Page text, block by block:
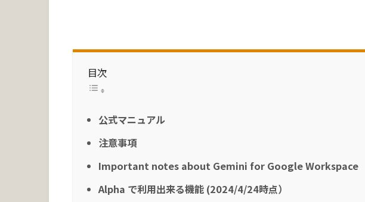
目次
公式マニュアル
注意事項
Important notes about Gemini for Google Workspace
Alpha で利用出来る機能 (2024/4/24時点）